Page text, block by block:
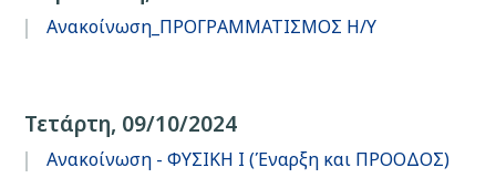
Ανακοίνωση_ΠΡΟΓΡΑΜΜΑΤΙΣΜΟΣ Η/Υ
Τετάρτη, 09/10/2024
Ανακοίνωση - ΦΥΣΙΚΗ Ι (Έναρξη και ΠΡΟΟΔΟΣ)